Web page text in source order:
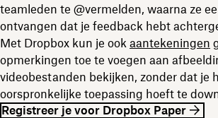
teamleden te @vermelden, waarna ze
ontvangen dat je feedback hebt
Met Dropbox kun je ook aantekeningen
opmerkingen toe te voegen aan
videobestanden bekijken, zonder dat je
oorspronkelijke toepassing hoeft te
Registreer je voor Dropbox Paper